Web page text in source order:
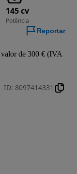
145 cv
Potência
Reportar
ID: 8097414331